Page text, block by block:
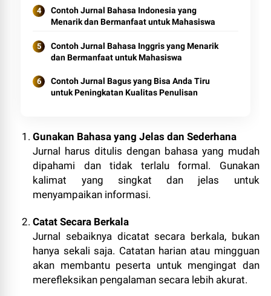
Contoh Jurnal Bahasa Indonesia yang
Menarik dan Bermanfaat untuk Mahasiswa
Contoh Jurnal Bahasa Inggris yang Menarik
dan Bermanfaat untuk Mahasiswa
Contoh Jurnal Bagus yang Bisa Anda Tiru
untuk Peningkatan Kualitas Penulisan
Gunakan Bahasa yang Jelas dan Sederhana
Jurnal harus ditulis dengan bahasa yang mudah
dipahami dan tidak terlalu formal. Gunakan
kalimat yang singkat dan jelas untuk
menyampaikan informasi.
Catat Secara Berkala
Jurnal sebaiknya dicatat secara berkala, bukan
hanya sekali saja. Catatan harian atau mingguan
akan membantu peserta untuk mengingat dan
merefleksikan pengalaman secara lebih akurat.